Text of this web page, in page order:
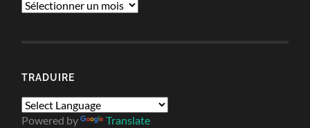
Archives
TRADUIRE
Powered by Translate